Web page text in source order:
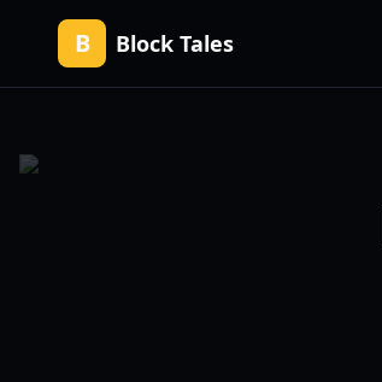
B Block Tales